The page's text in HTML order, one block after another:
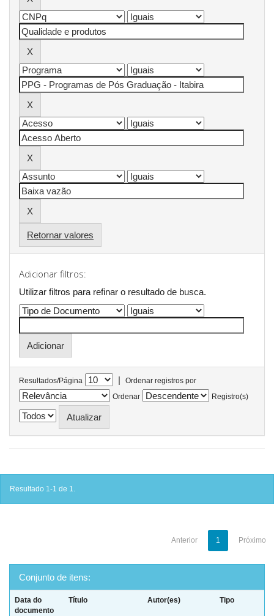
Retornar valores
Adicionar filtros:
Utilizar filtros para refinar o resultado de busca.
Resultados/Página |
Ordenar registros por
Ordenar
Registro(s)
Resultado 1-1 de 1.
Anterior 1 Próximo
Conjunto de itens:
Data do
documento
Título Autor(es) Tipo